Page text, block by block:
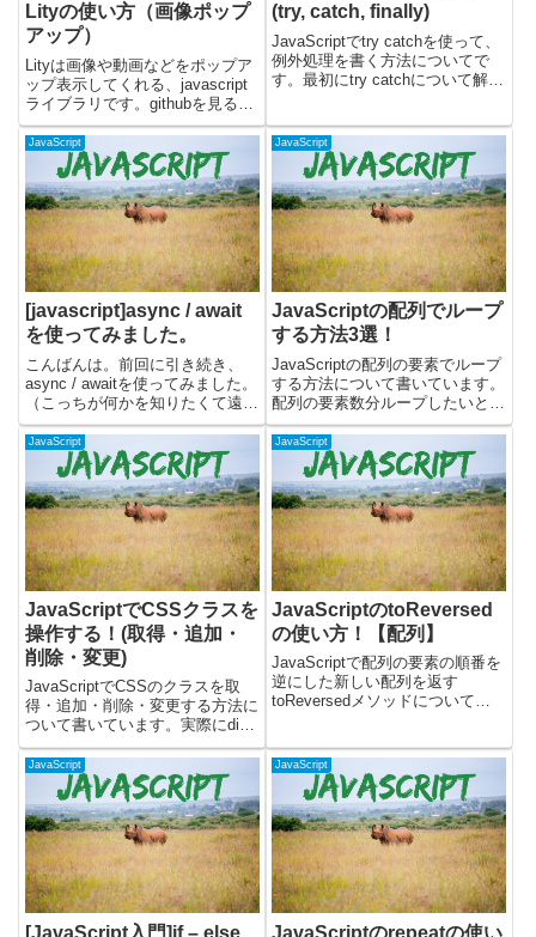
Lityの使い方（画像ポップ
アップ）
Lityは画像や動画などをポップア
ップ表示してくれる、javascript
ライブラリです。githubを見ると
ファイルが3kbと軽いところを推
しているようです。本記事では、
Lityの使い方と実際に使った場合
のデモページを用意しています。
li...
(try, catch, finally)
JavaScriptでtry catchを使って、
例外処理を書く方法についてで
す。最初にtry catchについて解説
try catchを使うと、tryブロック
で例...
JavaScript
[javascript]async / await
を使ってみました。
こんばんは。前回に引き続き、
async / awaitを使ってみました。
（こっちが何かを知りたくて遠回
り）コードはnodeを使ってコン
ソールで実行してみています。前
回：async関数の頭につけること
で、非同期関数を定義できます。
これをつける...
JavaScript
JavaScriptの配列でループ
する方法3選！
JavaScriptの配列の要素でループ
する方法について書いています。
配列の要素数分ループしたいとき
には、下記の構文やメソッドを使
うことができます。・for文・
forEachメソッド・for...of文forで
ループするfor文を使うことで...
JavaScript
JavaScriptでCSSクラスを
操作する！(取得・追加・
削除・変更)
JavaScriptでCSSのクラスを取
得・追加・削除・変更する方法に
ついて書いています。実際にdiv
タグのclass属性に対して、下記
のサンプルを書いて動作を確認し
てみました。・CSSクラスの取
得・CSSクラスの追加・CSSク
ラスの削除・...
JavaScript
JavaScriptのtoReversed
の使い方！【配列】
JavaScriptで配列の要素の順番を
逆にした新しい配列を返す
toReversedメソッドについて書
に、要素の順番が逆になった新し
い配列を作成できます。配列の要
素を逆順に...
JavaScript
[JavaScript入門]if – else
JavaScript
JavaScriptのrepeatの使い